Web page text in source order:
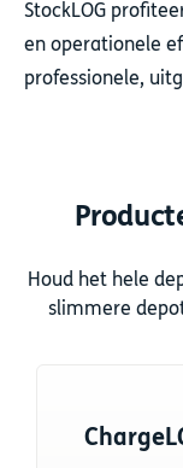
StockLOG
en operationele
professionele,
Houd het hele
slimmere